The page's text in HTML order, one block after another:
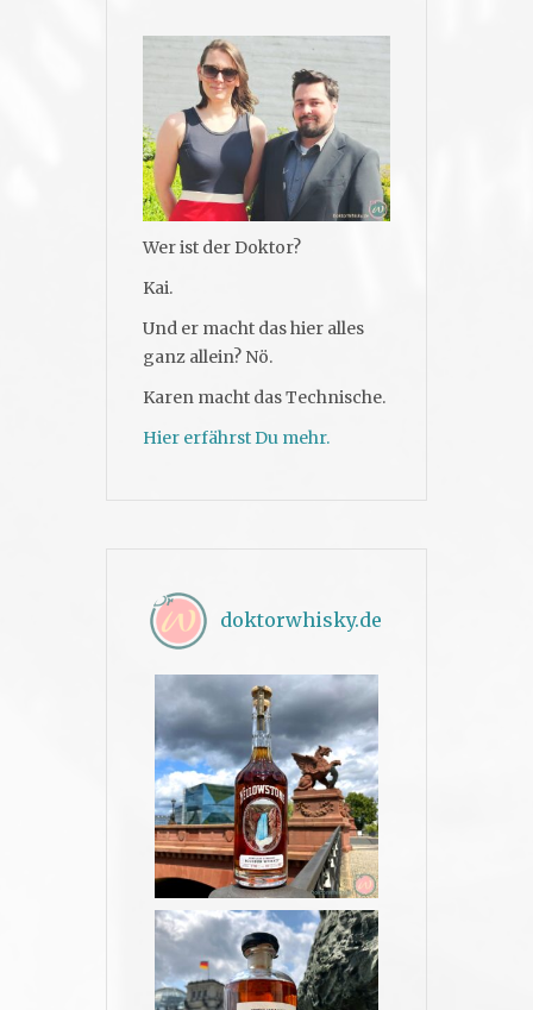
Wer ist der Doktor?
Kai.
Und er macht das hier alles
ganz allein? Nö.
Karen macht das Technische.
Hier erfährst Du mehr.
doktorwhisky.de